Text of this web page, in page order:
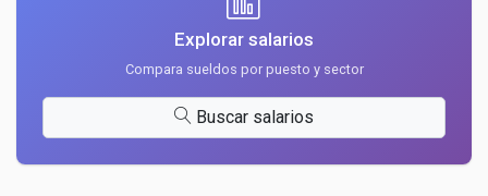
Explorar salarios
Compara sueldos por puesto y sector
Buscar salarios